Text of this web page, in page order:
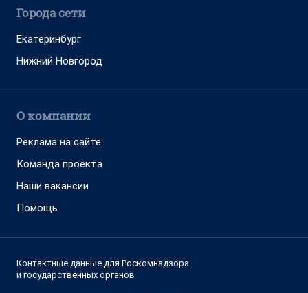
Города сети
Екатеринбург
Нижний Новгород
О компании
Реклама на сайте
Команда проекта
Наши вакансии
Помощь
Контактные данные для Роскомнадзора
и государственных органов